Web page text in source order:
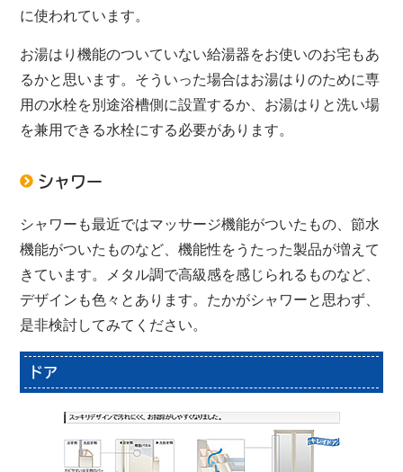
に使われています。
お湯はり機能のついていない給湯器をお使いのお宅もあ
るかと思います。そういった場合はお湯はりのために専
用の水栓を別途浴槽側に設置するか、お湯はりと洗い場
を兼用できる水栓にする必要があります。
シャワー
シャワーも最近ではマッサージ機能がついたもの、節水
機能がついたものなど、機能性をうたった製品が増えて
きています。メタル調で高級感を感じられるものなど、
デザインも色々とあります。たかがシャワーと思わず、
是非検討してみてください。
ドア